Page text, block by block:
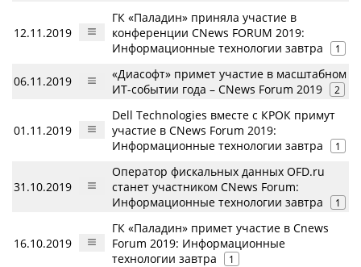
12.11.2019
ГК «Паладин» приняла участие в
конференции CNews FORUM 2019:
Информационные технологии завтра
1
06.11.2019
«Диасофт» примет участие в масштабном
ИТ-событии года – CNews Forum 2019
2
01.11.2019
Dell Technologies вместе с КРОК примут
участие в CNews Forum 2019:
Информационные технологии завтра
1
31.10.2019
Оператор фискальных данных OFD.ru
станет участником CNews Forum:
Информационные технологии завтра
1
16.10.2019
ГК «Паладин» примет участие в Cnews
Forum 2019: Информационные
технологии завтра
1